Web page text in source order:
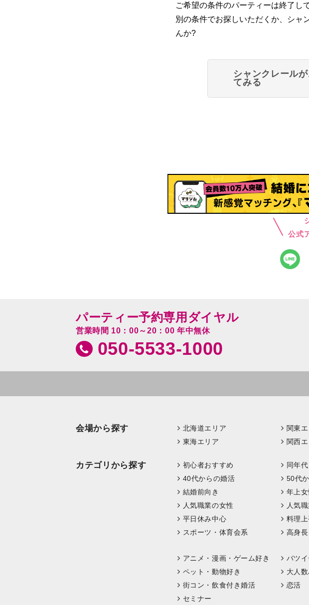
ご希望の条件のパーティーは終了し
別の条件でお探しいただくか、シャ
んか?
シャンクレール
てみる
公式
パーティー予約専用ダイヤル
営業時間 10：00～20：00 年中無休
050-5533-1000
会場から探す 北海道エリア 関東
東海エリア
関西
カテゴリから探す 初心者おすすめ 同年代
40代からの婚活
50代
結婚前向き
年上
人気職業の女性
人気
平日休み中心
料理
スポーツ・体育会系
高身長
アニメ・漫画・ゲーム好き
バツ
ペット・動物好き
大人
街コン・飲食付き婚活
恋活
セミナー